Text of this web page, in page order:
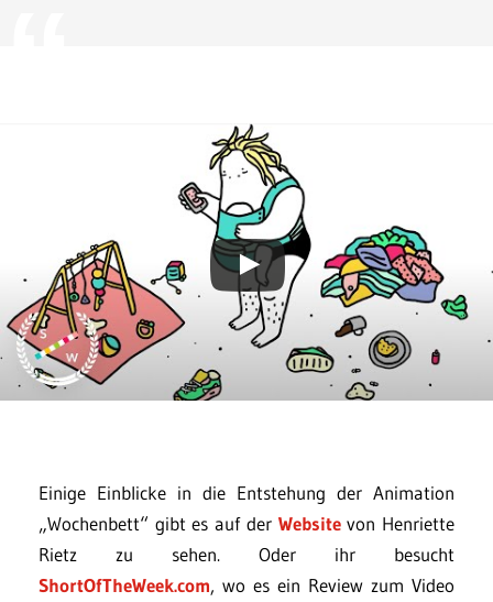
Einige Einblicke in die Entstehung der Animation
„Wochenbett“ gibt es auf der Websitevon Henriette
Rietz zu sehen. Oder ihr besucht
ShortOfTheWeek.com, wo es ein Review zum Video